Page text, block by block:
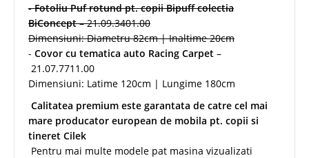
-Fotoliu Puf rotund pt. copii Bipuff colectia
BiConcept– 21.09.3401.00
Dimensiuni: Diametru 82cm | Inaltime 20cm
- Covor cu tematica auto Racing Carpet –
21.07.7711.00
Dimensiuni: Latime 120cm | Lungime 180cm
Calitatea premium este garantata de catre cel mai
mare producator european de mobila pt. copii si
tineret Cilek
Pentru mai multe modele pat masina vizualizati